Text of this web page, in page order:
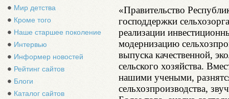
Мир детства
Кроме того
Наше старшее поколение
Интервью
Информер новостей
Рейтинг сайтов
Блоги
Каталог сайтов
«Правительство
господдержки
реализации
модернизацию
выпуска качественной,
сельского хозяйства.
нашими учеными,
сельхозпроизводства,